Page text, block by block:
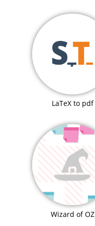
LaTeX to pdf
Wizard of OZ